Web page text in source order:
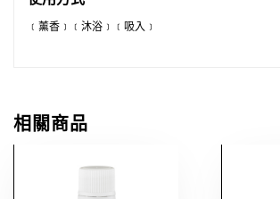
﹝薰香﹞﹝沐浴﹞﹝吸入﹞
相關商品